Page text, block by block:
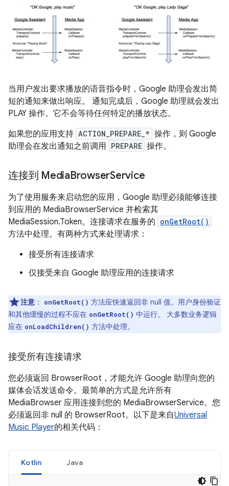
当用户发出要求播放的语音指令时，Google 助理会发出简
短的通知来做出响应。 通知完成后，Google 助理就会发出
PLAY 操作。它不会等待任何特定的播放状态。
如果您的应用支持 ACTION_PREPARE_* 操作，则 Google
助理会在发出通知之前调用 PREPARE 操作。
连接到 MediaBrowserService
为了使用服务来启动您的应用，Google 助理必须能够连接
到应用的 MediaBrowserService 并检索其
MediaSession.Token。连接请求在服务的 onGetRoot()
方法中处理。有两种方式来处理请求：
接受所有连接请求
仅接受来自 Google 助理应用的连接请求
注意 ： onGetRoot() 方法应快速返回非 null 值。用户身份验证
和其他缓慢的过程不应在 onGetRoot() 中运行。 大多数业务逻辑
应在 onLoadChildren() 方法中处理。
接受所有连接请求
您必须返回 BrowserRoot，才能允许 Google 助理向您的
媒体会话发送命令。最简单的方式是允许所有
MediaBrowser 应用连接到您的 MediaBrowserService。您
必须返回非 null 的 BrowserRoot。以下是来自Universal
Music Player的相关代码：
Kotlin Java